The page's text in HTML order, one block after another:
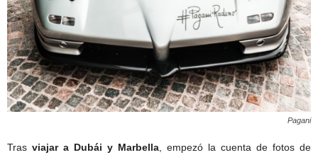
Pagani
Tras viajar a Dubái y Marbella, empezó la cuenta de fotos de